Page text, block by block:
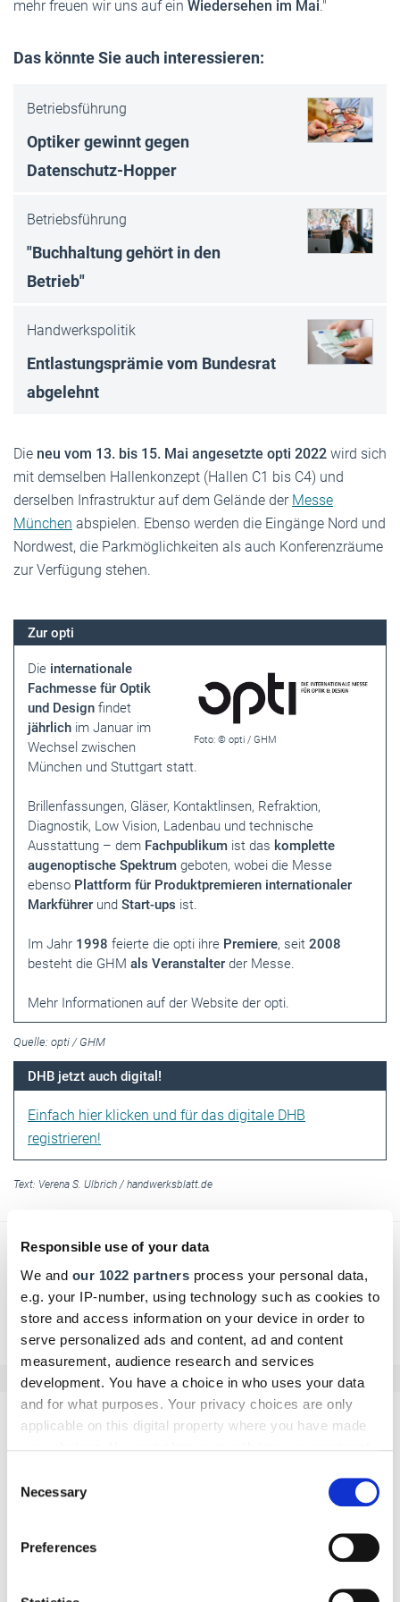
Responsible use of your data
We and our 1022 partners process your personal data,
e.g. your IP-number, using technology such as cookies to
store and access information on your device in order to
serve personalized ads and content, ad and content
measurement, audience research and services
development. You have a choice in who uses your data
and for what purposes. Your privacy choices are only
applicable on this digital property where you have made
the Privacy trigger icon.
Collect information about your geographical location
Selection
Necessary
Preferences
mehr freuen wir uns auf ein Wiedersehen im Mai."
Das könnte Sie auch interessieren:
Betriebsführung
Optiker gewinnt gegen
Datenschutz-Hop­per
Betriebsführung
"Buchhaltung gehört in den
Betrieb"
Handwerkspolitik
Entlastungsprämie vom Bundesrat
abgelehnt
Die neu vom 13. bis 15. Mai angesetzte opti 2022 wird sich
mit demselben Hallenkonzept (Hallen C1 bis C4) und
derselben Infrastruktur auf dem Gelände der Messe
München abspielen. Ebenso werden die Eingänge Nord und
Nordwest, die Parkmöglichkeiten als auch Konferenzräume
zur Verfügung stehen.
Zur opti
Foto: © opti / GHM
Die internationale
Fachmesse für Optik
und Design findet
jährlich im Januar im
Wechsel zwischen
München und Stuttgart statt.
Brillenfassungen, Gläser, Kontaktlinsen, Refraktion,
Diagnostik, Low Vision, Ladenbau und technische
Ausstattung – dem Fachpublikum ist das komplette
augenoptische Spektrum geboten, wobei die Messe
ebenso Plattform für Produktpremieren internationaler
Markführer und Start-ups ist.
Im Jahr 1998 feierte die opti ihre Premiere, seit 2008
besteht die GHM als Veranstalter der Messe.
Mehr Informationen auf der Website der opti.
Quelle: opti / GHM
DHB jetzt auch digital!
Einfach hier klicken und für das digitale DHB
registrieren!
Text: Verena S. Ulbrich / handwerksblatt.de
Zurück zur Übersicht
Kommentar schreiben